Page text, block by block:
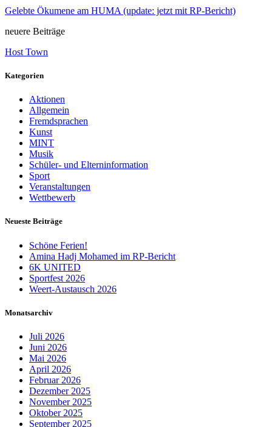
Gelebte Ökumene am HUMA (update: jetzt mit RP-Bericht)
neuere Beiträge
Host Town
Kategorien
Aktionen
Allgemein
Fremdsprachen
Kunst
MINT
Musik
Schüler- und Elterninformation
Sport
Veranstaltungen
Wettbewerb
Neueste Beiträge
Schöne Ferien!
Amina Hadj Mohamed im RP-Bericht
6K UNITED
Sportfest 2026
Weert-Austausch 2026
Monatsarchiv
Juli 2026
Juni 2026
Mai 2026
April 2026
Februar 2026
Dezember 2025
November 2025
Oktober 2025
September 2025